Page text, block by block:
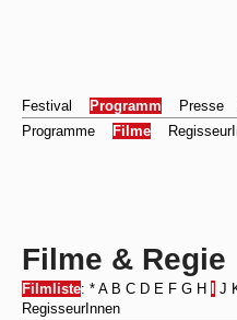
Festival Programm Presse
Programme
Filme
Filme & Regie
Filmliste: * A B C D E F G H J
RegisseurInnen